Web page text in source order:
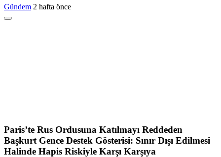
Gündem 2 hafta önce
Paris’te Rus Ordusuna Katılmayı Reddeden
Başkurt Gence Destek Gösterisi: Sınır Dışı Edilmesi
Halinde Hapis Riskiyle Karşı Karşıya